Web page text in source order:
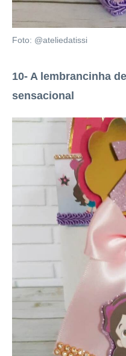
Foto: @ateliedatissi
10- A lembrancinha
sensacional